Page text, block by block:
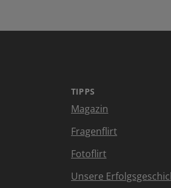
TIPPS
Magazin
Fragenflirt
Fotoflirt
Unsere